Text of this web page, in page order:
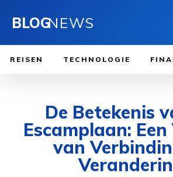
BLOGNEWS
REISEN TECHNOLOGIE
De Betekenis
Escamplaan:
van